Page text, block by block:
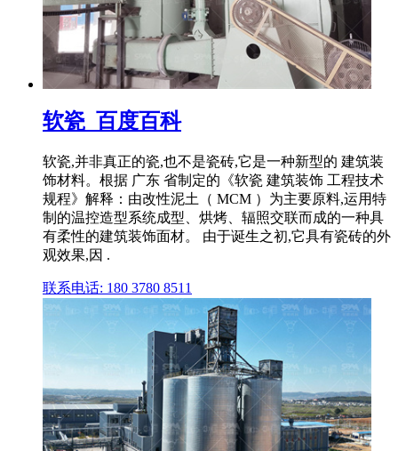
软瓷_百度百科
软瓷,并非真正的瓷,也不是瓷砖,它是一种新型的 建筑装
饰材料。根据 广东 省制定的《软瓷 建筑装饰 工程技术
规程》解释：由改性泥土（ MCM ）为主要原料,运用特
制的温控造型系统成型、烘烤、辐照交联而成的一种具
有柔性的建筑装饰面材。 由于诞生之初,它具有瓷砖的外
观效果,因 .
联系电话: 180 3780 8511